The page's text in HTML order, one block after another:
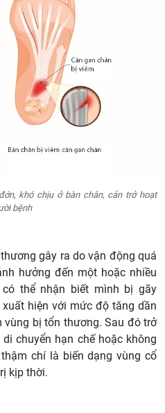
khó chịu ở bàn chân, cản trở hoạt
bệnh
gây ra do vận động quá
hưởng đến một hoặc nhiều
có thể nhận biết mình bị gãy
hiện với mức độ tăng dần
bị tổn thương. Sau đó trở
chuyển hạn chế hoặc không
chí là biến dạng vùng cổ
kịp thời.